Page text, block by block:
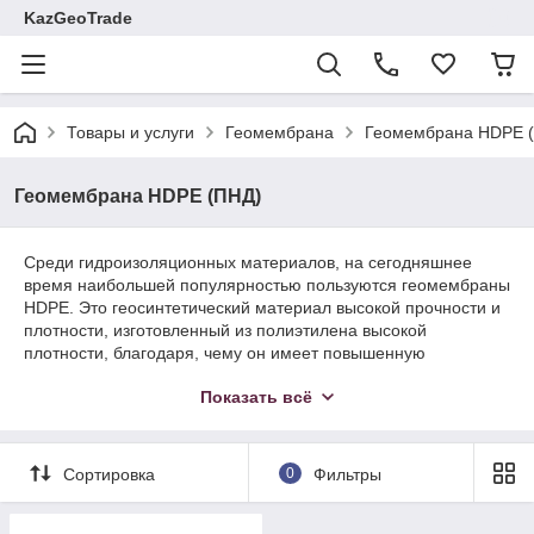
KazGeoTrade
Товары и услуги Геомембрана Геомембрана HDPE
Геомембрана HDPE (ПНД)
Среди гидроизоляционных материалов, на сегодняшнее
время наибольшей популярностью пользуются геомембраны
HDPE. Это геосинтетический материал высокой прочности и
плотности, изготовленный из полиэтилена высокой
плотности, благодаря, чему он имеет повышенную
повреждений. Геомембрана ПНД стал первым
гидроизоляции как подземных, так и наземных объектов.
Купить качественную геомембрану HDPE в Казахстане
можно обратившись к специализированному поставщику
Показать всё
Сортировка 0 Фильтры